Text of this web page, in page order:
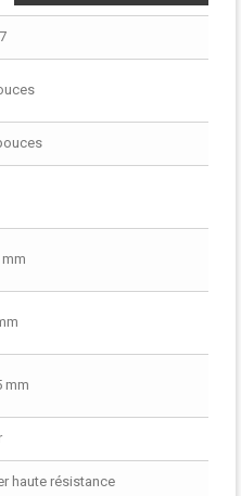
mm
mm
haute résistance